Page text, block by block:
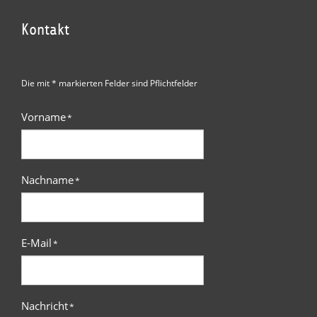
Kontakt
Die mit * markierten Felder sind Pflichtfelder
Vorname*
Nachname*
E-Mail*
Nachricht*